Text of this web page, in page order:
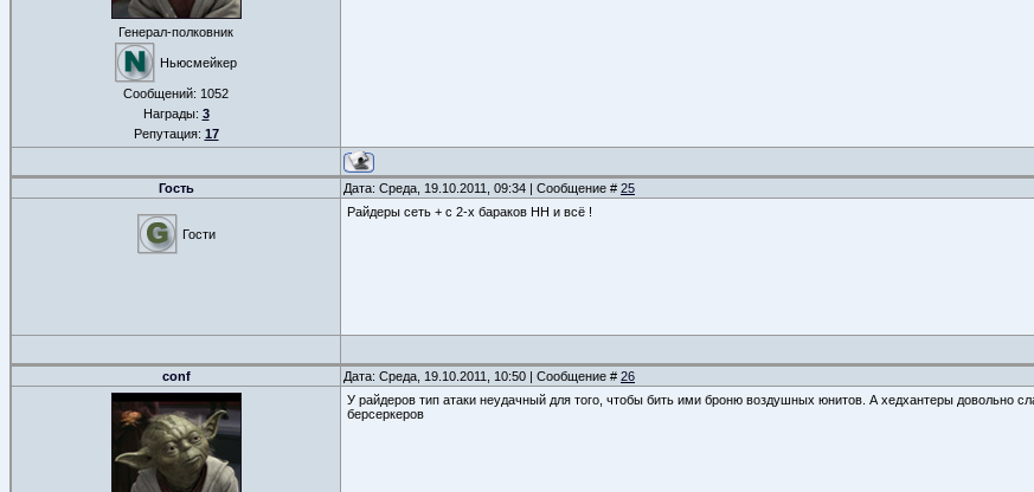
Генерал-полковник
Ньюсмейкер
Сообщений: 1052
Награды: 3
Репутация: 17
Гость Дата: Среда, 19.10.2011, 09:34 | Сообщение # 25
Гости
Райдеры сеть + с 2-х бараков HH и всё !
conf Дата: Среда, 19.10.2011, 10:50 | Сообщение # 26
У райдеров тип атаки неудачный для того, чтобы бить ими броню воздушных юнитов. А хедхантеры довольно
берсеркеров